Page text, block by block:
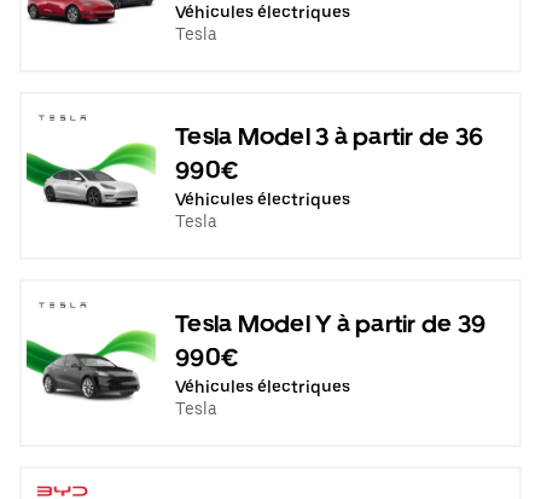
Véhicules électriques
Tesla
Tesla Model 3 à partir de 36
990€
Véhicules électriques
Tesla
Tesla Model Y à partir de 39
990€
Véhicules électriques
Tesla